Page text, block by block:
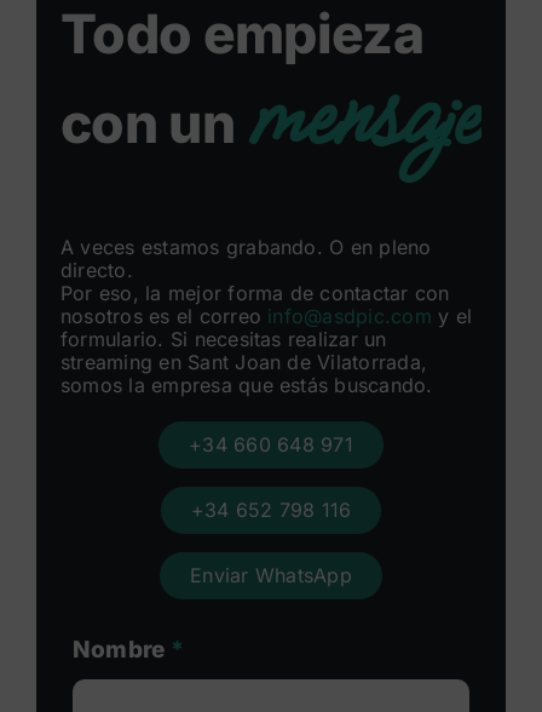
Todo empieza
con un mensaje
A veces estamos grabando. O en pleno
directo.
Por eso, la mejor forma de contactar con
nosotros es el correo info@asdpic.com y el
formulario. Si necesitas realizar un
streaming en Sant Joan de Vilatorrada,
somos la empresa que estás buscando.
+34 660 648 971
+34 652 798 116
Enviar WhatsApp
Nombre *